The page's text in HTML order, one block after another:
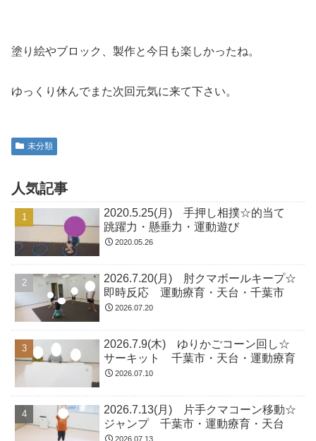
塗り絵やブロック、製作と今日も楽しかったね。
ゆっくり休んでまた次回元気に来て下さい。
未分類
人気記事
2020.5.25(月) 手押し相撲☆的当て
跳躍力・懸垂力・運動遊び
2020.05.26
2026.7.20(月) 肘クマボールキープ☆
即時反応 運動療育・天台・千葉市
2026.07.20
2026.7.9(木) ゆりかごコーン回し☆
サーキット 千葉市・天台・運動療育
2026.07.10
2026.7.13(月) 片手クマコーン移動☆
ジャンプ 千葉市・運動療育・天台
2026.07.13